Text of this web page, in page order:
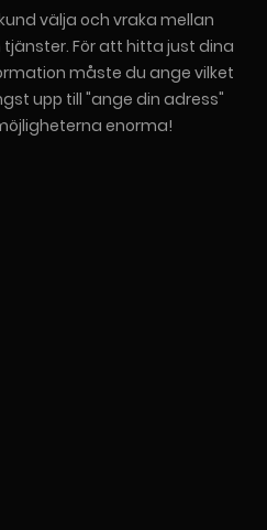
välja och vraka mellan
För att hitta just dina
måste du ange vilket
upp till "ange din adress"
enorma!